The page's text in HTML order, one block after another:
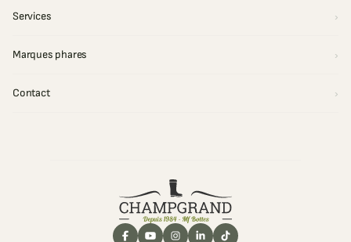
Services
Marques phares
Contact